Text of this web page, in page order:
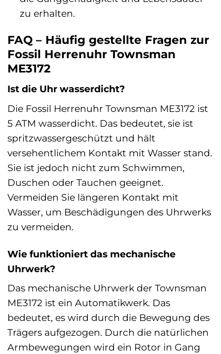
zu erhalten.
FAQ – Häufig gestellte Fragen zur
Fossil Herrenuhr Townsman
ME3172
Ist die Uhr wasserdicht?
Die Fossil Herrenuhr Townsman ME3172 ist
5 ATM wasserdicht. Das bedeutet, sie ist
spritzwassergeschützt und hält
versehentlichem Kontakt mit Wasser stand.
Sie ist jedoch nicht zum Schwimmen,
Duschen oder Tauchen geeignet.
Vermeiden Sie längeren Kontakt mit
Wasser, um Beschädigungen des Uhrwerks
zu vermeiden.
Wie funktioniert das mechanische
Uhrwerk?
Das mechanische Uhrwerk der Townsman
ME3172 ist ein Automatikwerk. Das
bedeutet, es wird durch die Bewegung des
Trägers aufgezogen. Durch die natürlichen
Armbewegungen wird ein Rotor in Gang